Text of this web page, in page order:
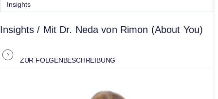
Insights
Insights / Mit Dr. Neda von Rimon (About You)
ZUR FOLGENBESCHREIBUNG